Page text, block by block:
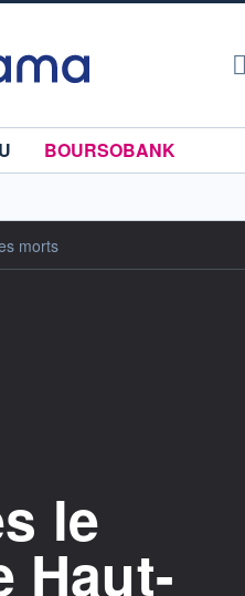
BOURSOBANK
morts
le
Haut-